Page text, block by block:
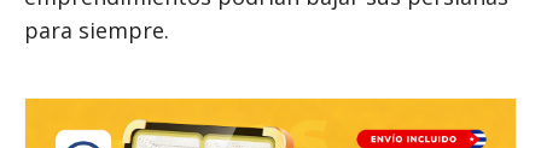
para siempre.